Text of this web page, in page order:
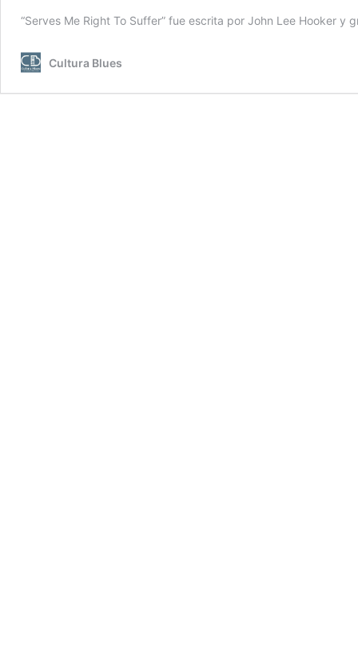
“Serves Me Right To Suffer” fue escrita por John Lee Hooker
Cultura Blues